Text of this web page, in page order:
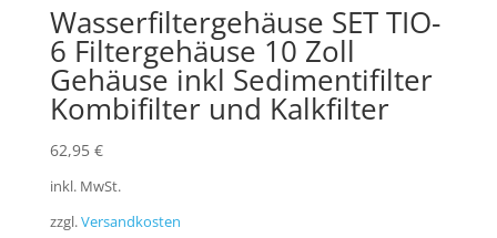
Wasserfiltergehäuse SET TIO-
6 Filtergehäuse 10 Zoll
Gehäuse inkl Sedimentifilter
Kombifilter und Kalkfilter
62,95 €
inkl. MwSt.
zzgl.Versandkosten